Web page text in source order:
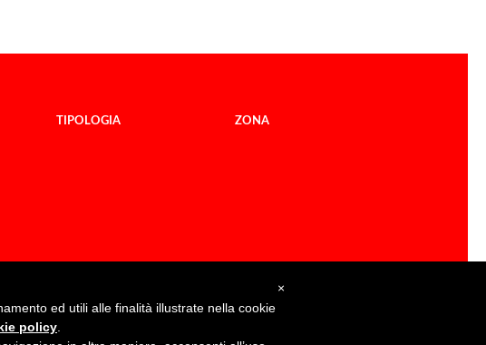
TIPOLOGIA ZONA
×
ed utili alle finalità illustrate nella cookie
policy